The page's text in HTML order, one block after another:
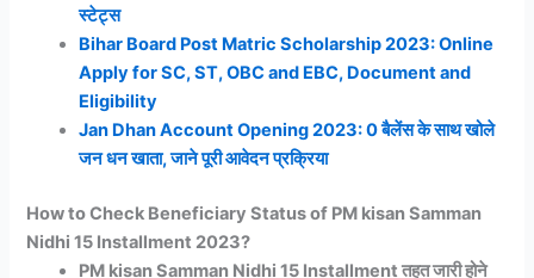
स्टेट्स
Bihar Board Post Matric Scholarship 2023: Online
Apply for SC, ST, OBC and EBC, Document and
Eligibility
Jan Dhan Account Opening 2023: 0 बैलेंस के साथ खोले
जन धन खाता, जाने पूरी आवेदन प्रक्रिया
How to Check Beneficiary Status of PM kisan Samman
Nidhi 15 Installment 2023?
PM kisan Samman Nidhi 15 Installment तहत जारी होने